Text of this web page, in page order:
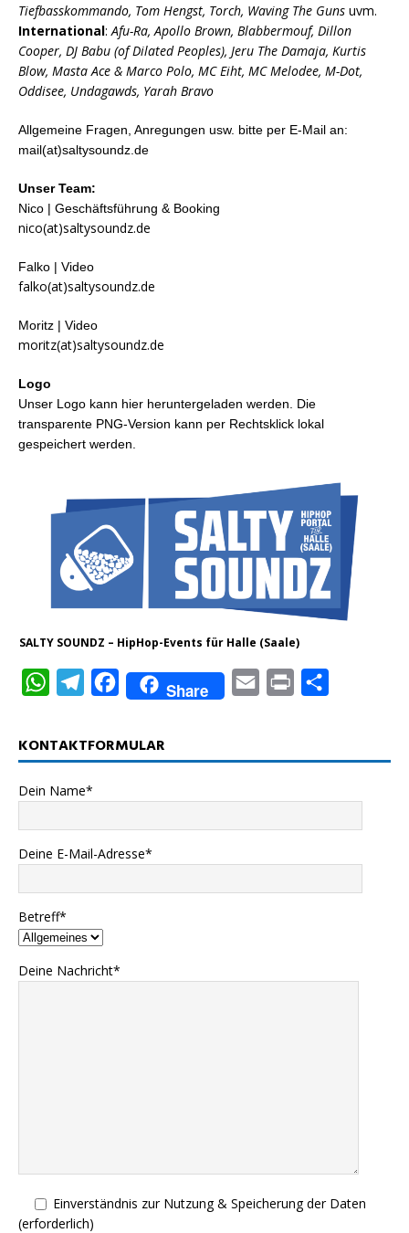
Tiefbasskommando, Tom Hengst, Torch, Waving The Guns uvm.
International: Afu-Ra, Apollo Brown, Blabbermouf, Dillon
Cooper, DJ Babu (of Dilated Peoples), Jeru The Damaja, Kurtis
Blow, Masta Ace & Marco Polo, MC Eiht, MC Melodee, M-Dot,
Oddisee, Undagawds, Yarah Bravo
Allgemeine Fragen, Anregungen usw. bitte per E-Mail an:
mail(at)saltysoundz.de
Unser Team:
Nico | Geschäftsführung & Booking
nico(at)saltysoundz.de
Falko | Video
falko(at)saltysoundz.de
Moritz | Video
moritz(at)saltysoundz.de
Logo
Unser Logo kann hier heruntergeladen werden. Die
transparente PNG-Version kann per Rechtsklick lokal
gespeichert werden.
SALTY SOUNDZ – HipHop-Events für Halle (Saale)
W
a
t
s
p
l
e
g
a
c
e
o
Share
i
n
l
KONTAKTFORMULAR
Dein Name*
Deine E-Mail-Adresse*
Betreff*
Deine Nachricht*
Einverständnis zur Nutzung & Speicherung der Daten
(erforderlich)